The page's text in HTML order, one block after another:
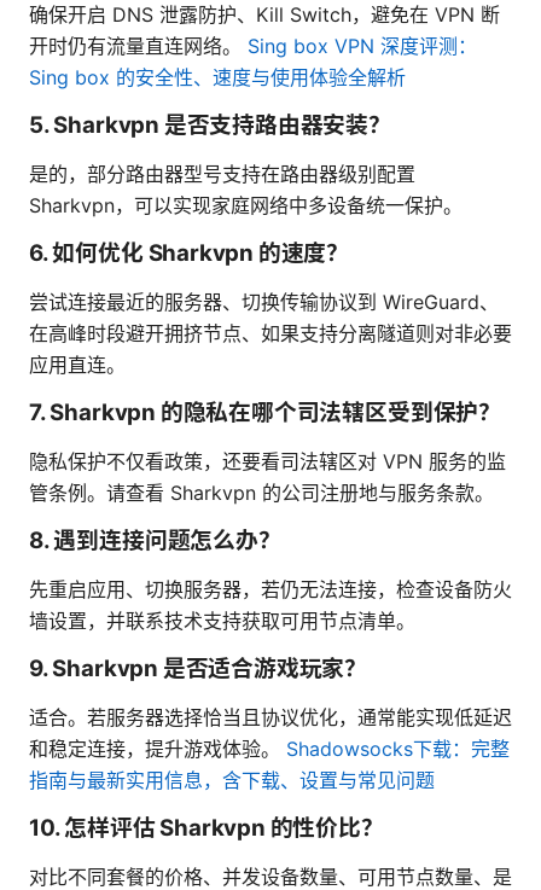
确保开启 DNS 泄露防护、Kill Switch，避免在 VPN 断
开时仍有流量直连网络。 Sing box VPN 深度评测：
Sing box 的安全性、速度与使用体验全解析
5. Sharkvpn 是否支持路由器安装？
是的，部分路由器型号支持在路由器级别配置
Sharkvpn，可以实现家庭网络中多设备统一保护。
6. 如何优化 Sharkvpn 的速度？
尝试连接最近的服务器、切换传输协议到 WireGuard、
在高峰时段避开拥挤节点、如果支持分离隧道则对非必要
应用直连。
7. Sharkvpn 的隐私在哪个司法辖区受到保护？
隐私保护不仅看政策，还要看司法辖区对 VPN 服务的监
管条例。请查看 Sharkvpn 的公司注册地与服务条款。
8. 遇到连接问题怎么办？
先重启应用、切换服务器，若仍无法连接，检查设备防火
墙设置，并联系技术支持获取可用节点清单。
9. Sharkvpn 是否适合游戏玩家？
适合。若服务器选择恰当且协议优化，通常能实现低延迟
和稳定连接，提升游戏体验。 Shadowsocks下载：完整
指南与最新实用信息，含下载、设置与常见问题
10. 怎样评估 Sharkvpn 的性价比？
对比不同套餐的价格、并发设备数量、可用节点数量、是